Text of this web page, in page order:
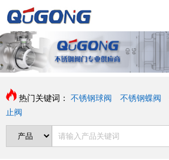
热门关键词： 不锈钢球阀 不锈钢蝶阀
止阀